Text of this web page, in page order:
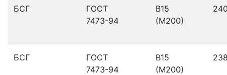
БСГ
ГОСТ
7473-94
В15
(М200)
БСГ
ГОСТ
7473-94
В15
(М200)